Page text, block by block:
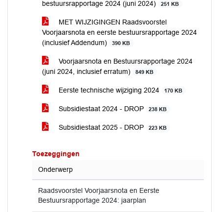
bestuursrapportage 2024 (juni 2024) 251 KB
MET WIJZIGINGEN Raadsvoorstel
Voorjaarsnota en eerste bestuursrapportage 2024
(inclusief Addendum)
390 KB
Voorjaarsnota en Bestuursrapportage 2024
(juni 2024, inclusief erratum)
849 KB
Eerste technische wijziging 2024 170 KB
Subsidiestaat 2024 - DROP 238 KB
Subsidiestaat 2025 - DROP 223 KB
Toezeggingen
Onderwerp
Raadsvoorstel Voorjaarsnota en Eerste
Bestuursrapportage 2024: jaarplan